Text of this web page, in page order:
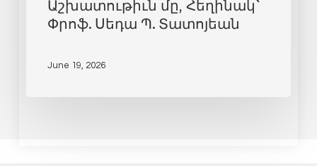
Աշխատութիւն մը, Հեղինակ`
Փրոֆ. Սեդա Պ. Տատոյեան
June 19, 2026